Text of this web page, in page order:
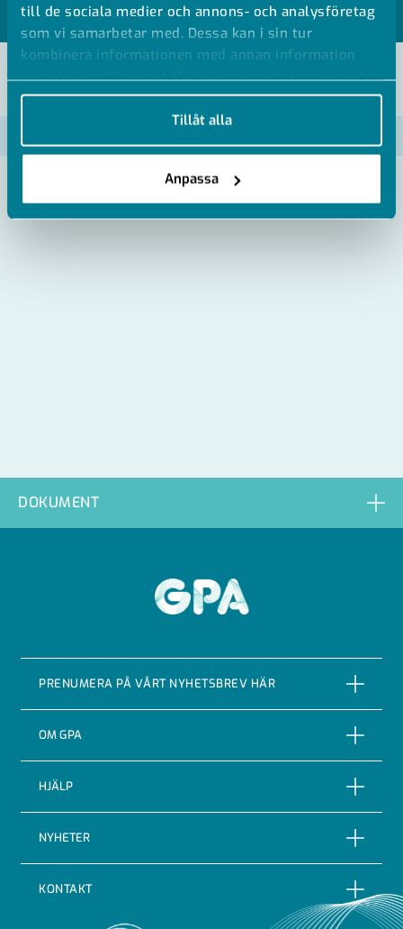
till de sociala medier och annons- och analysföretag
som vi samarbetar med. Dessa kan i sin tur
kombinera informationen med annan information
som du har tillhandahållit eller som de har samlat in
när du har använt deras tjänster.
Tillåt alla
Anpassa
MODELLER
DOKUMENT
PRENUMERA PÅ VÅRT NYHETSBREV HÄR
OM GPA
Om företaget
Vår Historia
Code of conduct
HJÄLP
Reklamationer
Returer
NYHETER
Nyheter
KONTAKT